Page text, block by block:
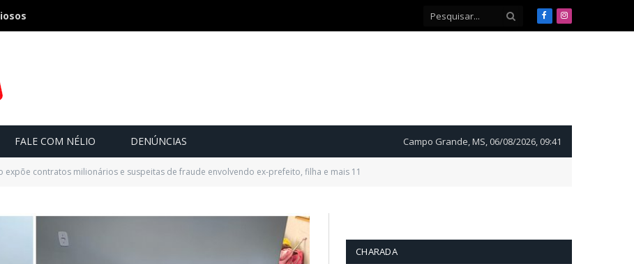
FacebookInstagram
FALE COM NÉLIO DENÚNCIAS Campo Grande, MS, 06/08/2026, 09:41
expõe contratos milionários e suspeitas de fraude envolvendo ex-prefeito, filha e mais 11
CHARADA